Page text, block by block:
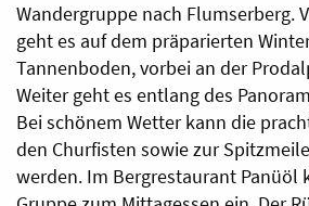
Wandergruppe nach Flumserberg.
geht es auf dem präparierten
Tannenboden, vorbei an der
Weiter geht es entlang des
Bei schönem Wetter kann die
den Churfisten sowie zur
werden. Im Bergrestaurant Panüöl